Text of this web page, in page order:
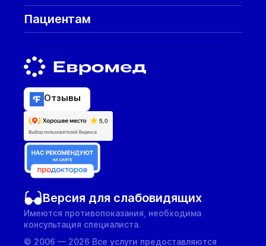
Пациентам
Отзывы
Версия для слабовидящих
Имеются противопоказания, необходима
консультация специалиста.
© 2006 — 2026 Все услуги предоставляются